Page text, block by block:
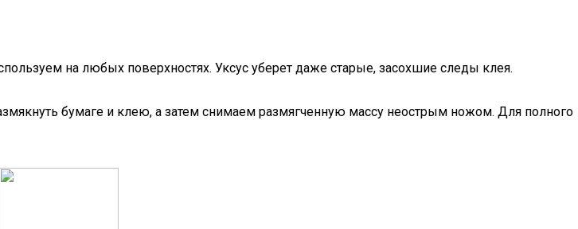
на любых поверхностях. Уксус уберет даже старые, засохшие следы клея.
бумаге и клею, а затем снимаем размягченную массу неострым ножом. Для полного